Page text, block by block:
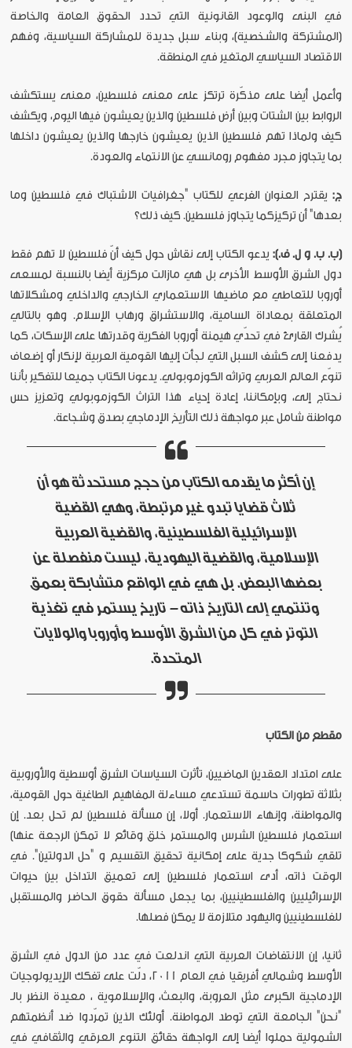
في البنى والوعود القانونية التي تحدد الحقوق العامة والخاصة
(المشتركة والشخصية)، وبناء سبل جديدة للمشاركة السياسية، وفهم
الاقتصاد السياسي المتغير في المنطقة.
وأعمل أيضا على مذكّرة ترتكز على معنى فلسطين، معنى يستكشف
الروابط بين الشتات وبين أرض فلسطين والذين يعيشون فيها اليوم، ويكشف
كيف ولماذا تهم فلسطين الذين يعيشون خارجها والذين يعيشون داخلها
بما يتجاوز مجرد مفهوم رومانسي عن الانتماء والعودة.
ج: يقترح العنوان الفرعي للكتاب "جغرافيات الاشتباك في فلسطين وما
بعدها" أن تركيزكما يتجاوز فلسطين. كيف ذلك؟
(ب. ب. و ل. ف.): يدعو الكتاب إلى نقاش حول كيف أنّ فلسطين لا تهم فقط
دول الشرق الأوسط الأخرى بل هي مازالت مركزية أيضا بالنسبة لمسعى
أوروبا للتعاطي مع ماضيها الاستعماري الخارجي والداخلي ومشكلاتها
المتعلقة بمعاداة السامية، والاستشراق ورهاب الإسلام. وهو بالتالي
يُشرك القارئ في تحدّي هيمنة أوروبا الفكرية وقدرتها على الإسكات، كما
يدفعنا إلى كشف السبل التي لجأت إليها القومية العربية لإنكار أو إضعاف
تنوّع العالم العربي وتراثه الكوزموبولي. يدعونا الكتاب جميعا للتفكير بأننا
نحتاج إلى، وبإمكاننا، إعادة إحياء هذا التراث الكوزموبولي وتعزيز حس
مواطنة شامل عبر مواجهة ذلك التأريخ الإدماجي بصدق وشجاعة.
إن أكثر ما يقدمه الكتاب من حجج مستحدثة هو أن
ثلاث قضايا تبدو غير مرتبطة، وهي القضية
الإسرائيلية الفلسطينية، والقضية العربية
الإسلامية، والقضية اليهودية، ليست منفصلة عن
بعضها البعض. بل هي في الواقع متشابكة بعمق
وتنتمي إلى التاريخ ذاته – تاريخ يستمر في تغذية
التوتر في كل من الشرق الأوسط وأوروبا والولايات
المتحدة.
مقطع من الكتاب
على امتداد العقدين الماضيين، تأثرت السياسات الشرق أوسطية والأوروبية
بثلاثة تطورات حاسمة تستدعي مساءلة المفاهيم الطاغية حول القومية،
والمواطنة، وإنهاء الاستعمار. أولا، إن مسألة فلسطين لم تحل بعد. إن
استعمار فلسطين الشرس والمستمر خلق وقائع لا تمكن الرجعة عنها)
تلقي شكوكا جدية على إمكانية تحقيق التقسيم و "حل الدولتين". في
الوقت ذاته، أدى استعمار فلسطين إلى تعميق التداخل بين حيوات
الإسرائيليين والفلسطينيين، بما يجعل مسألة حقوق الحاضر والمستقبل
للفلسطينيين واليهود متلازمة لا يمكن فصلها.
ثانيا، إن الانتفاضات العربية التي اندلعت في عدد من الدول في الشرق
الأوسط وشمالي أفريقيا في العام 2011، دلّت على تفكك الإيديولوجيات
الإدماجية الكبرى مثل العروبة، والبعث، والإسلاموية ، معيدة النظر بالـ
"نحن" الجامعة التي توطد المواطنة. أولئك الذين تمرّدوا ضد أنظمتهم
الشمولية حملوا أيضا إلى الواجهة حقائق التنوع العرقي والثقافي في